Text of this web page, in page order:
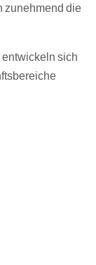
zunehmend die
sich